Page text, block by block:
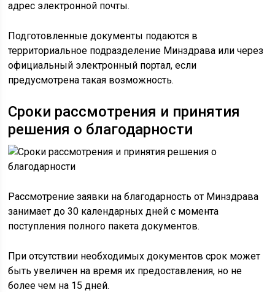
адрес электронной почты.
Подготовленные документы подаются в
территориальное подразделение Минздрава или через
официальный электронный портал, если
предусмотрена такая возможность.
Сроки рассмотрения и принятия
решения о благодарности
Рассмотрение заявки на благодарность от Минздрава
занимает до 30 календарных дней с момента
поступления полного пакета документов.
При отсутствии необходимых документов срок может
быть увеличен на время их предоставления, но не
более чем на 15 дней.